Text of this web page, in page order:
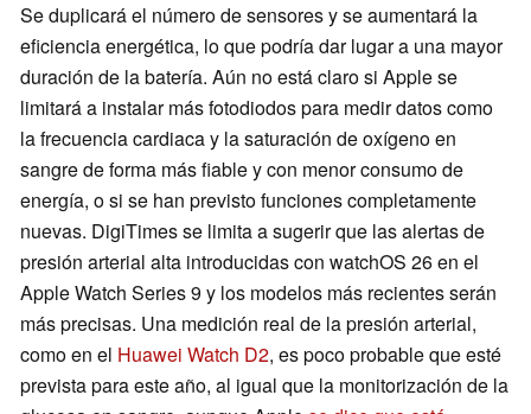
Se duplicará el número de sensores y se aumentará la
eficiencia energética, lo que podría dar lugar a una mayor
duración de la batería. Aún no está claro si Apple se
limitará a instalar más fotodiodos para medir datos como
la frecuencia cardiaca y la saturación de oxígeno en
sangre de forma más fiable y con menor consumo de
energía, o si se han previsto funciones completamente
nuevas. DigiTimes se limita a sugerir que las alertas de
presión arterial alta introducidas con watchOS 26 en el
Apple Watch Series 9 y los modelos más recientes serán
más precisas. Una medición real de la presión arterial,
como en el Huawei Watch D2, es poco probable que esté
prevista para este año, al igual que la monitorización de la